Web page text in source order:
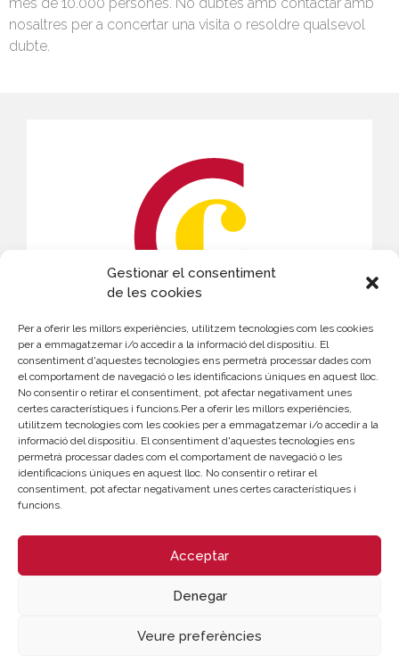
Gestionar el consentiment
de les cookies
Per a oferir les millors experiències, utilitzem tecnologies com les cookies
per a emmagatzemar i/o accedir a la informació del dispositiu. El
consentiment d'aquestes tecnologies ens permetrà processar dades com
el comportament de navegació o les identificacions úniques en aquest lloc.
No consentir o retirar el consentiment, pot afectar negativament unes
certes característiques i funcions.Per a oferir les millors experiències,
utilitzem tecnologies com les cookies per a emmagatzemar i/o accedir a la
informació del dispositiu. El consentiment d'aquestes tecnologies ens
permetrà processar dades com el comportament de navegació o les
identificacions úniques en aquest lloc. No consentir o retirar el
consentiment, pot afectar negativament unes certes característiques i
funcions.
Acceptar
Denegar
Veure preferències
més de 10.000 persones. No dubtes amb contactar amb
nosaltres per a concertar una visita o resoldre qualsevol
dubte.
CONTACTE
Elena Navarro
961 366 202
enavarro@camaravalencia.com